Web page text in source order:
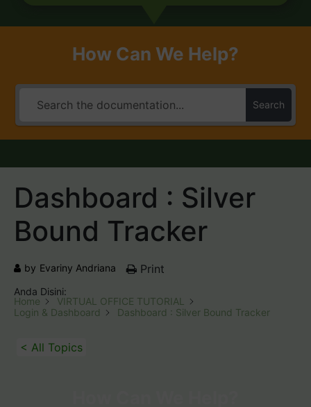
How Can We Help?
Search
Dashboard : Silver
Bound Tracker
by Evariny Andriana Print
Anda Disini:
Home
VIRTUAL OFFICE TUTORIAL
Login & Dashboard
Dashboard : Silver Bound Tracker
< All Topics